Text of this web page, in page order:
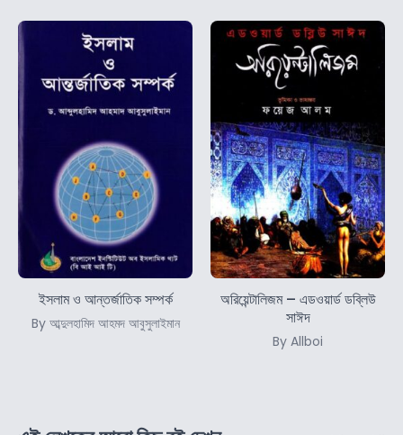
ইসলাম ও আন্তর্জাতিক সম্পর্ক
By আব্দুলহামিদ আহমদ আবুসুলাইমান
অরিয়েন্টালিজম – এডওয়ার্ড ডব্লিউ
সাঈদ
By Allboi